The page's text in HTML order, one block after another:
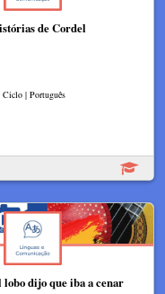
de Cordel
Ciclo | Português
lobo dijo que iba a cenar